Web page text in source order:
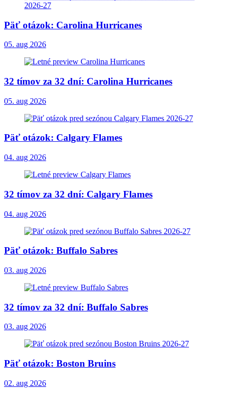
Päť otázok: Carolina Hurricanes
05. aug 2026
32 tímov za 32 dní: Carolina Hurricanes
05. aug 2026
Päť otázok: Calgary Flames
04. aug 2026
32 tímov za 32 dní: Calgary Flames
04. aug 2026
Päť otázok: Buffalo Sabres
03. aug 2026
32 tímov za 32 dní: Buffalo Sabres
03. aug 2026
Päť otázok: Boston Bruins
02. aug 2026